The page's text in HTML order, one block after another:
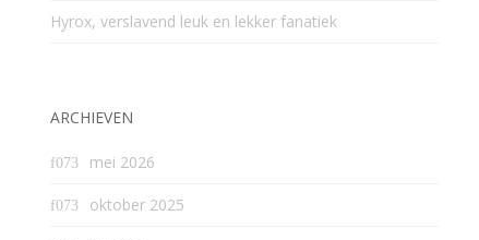
Hyrox, verslavend leuk en lekker fanatiek
ARCHIEVEN
mei 2026
oktober 2025